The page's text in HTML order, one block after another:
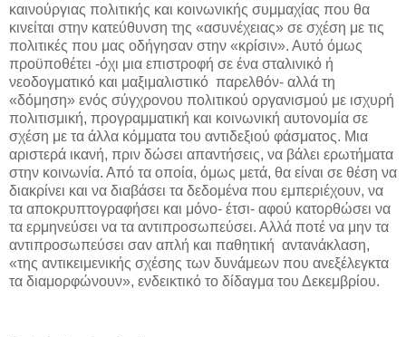
καινούργιας πολιτικής και κοινωνικής συμμαχίας που θα
κινείται στην κατεύθυνση της «ασυνέχειας» σε σχέση με τις
πολιτικές που μας οδήγησαν στην «κρίσιν». Αυτό όμως
προϋποθέτει -όχι μια επιστροφή σε ένα σταλινικό ή
νεοδογματικό και μαξιμαλιστικό παρελθόν- αλλά τη
«δόμηση» ενός σύγχρονου πολιτικού οργανισμού με ισχυρή
πολιτισμική, προγραμματική και κοινωνική αυτονομία σε
σχέση με τα άλλα κόμματα του αντιδεξιού φάσματος. Μια
αριστερά ικανή, πριν δώσει απαντήσεις, να βάλει ερωτήματα
στην κοινωνία. Από τα οποία, όμως μετά, θα είναι σε θέση να
διακρίνει και να διαβάσει τα δεδομένα που εμπεριέχουν, να
τα αποκρυπτογραφήσει και μόνο- έτσι- αφού κατορθώσει να
τα ερμηνεύσει να τα αντιπροσωπεύσει. Αλλά ποτέ να μην τα
αντιπροσωπεύσει σαν απλή και παθητική αντανάκλαση,
«της αντικειμενικής σχέσης των δυνάμεων που ανεξέλεγκτα
τα διαμορφώνουν», ενδεικτικό το δίδαγμα του Δεκεμβρίου.